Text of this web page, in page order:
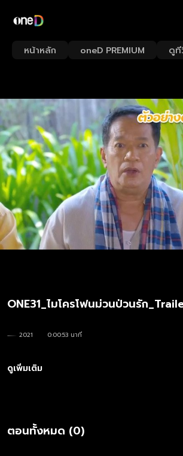
หน้าหลัก oneD PREMIUM ดู
ONE31_ไมโครโฟนม่วนป่วนรัก
2021
0:00:53 นาที
ดูเพิ่มเติม
ตอนทั้งหมด (0)